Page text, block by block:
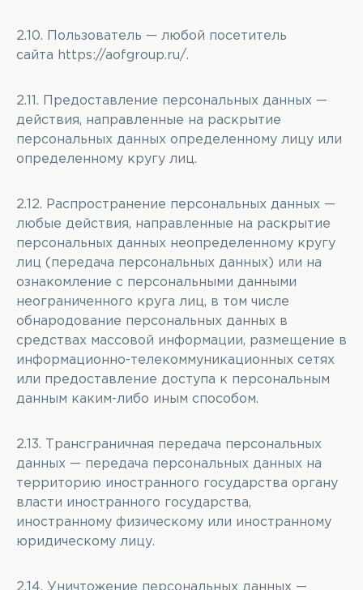
2.10. Пользователь — любой посетитель
сайта https://aofgroup.ru/.
2.11. Предоставление персональных данных —
действия, направленные на раскрытие
персональных данных определенному лицу или
определенному кругу лиц.
2.12. Распространение персональных данных —
любые действия, направленные на раскрытие
персональных данных неопределенному кругу
лиц (передача персональных данных) или на
ознакомление с персональными данными
неограниченного круга лиц, в том числе
обнародование персональных данных в
средствах массовой информации, размещение в
информационно-телекоммуникационных сетях
или предоставление доступа к персональным
данным каким-либо иным способом.
2.13. Трансграничная передача персональных
данных — передача персональных данных на
территорию иностранного государства органу
власти иностранного государства,
иностранному физическому или иностранному
юридическому лицу.
2.14. Уничтожение персональных данных —